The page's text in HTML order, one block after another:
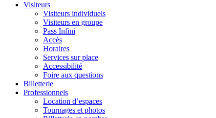
Visiteurs
Visiteurs individuels
Visiteurs en groupe
Pass Infini
Accès
Horaires
Services sur place
Accessibilité
Foire aux questions
Billetterie
Professionnels
Location d’espaces
Tournages et photos